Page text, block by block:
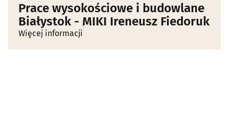
Prace wysokościowe i budowlane
Białystok - MIKI Ireneusz Fiedoruk
Więcej informacji